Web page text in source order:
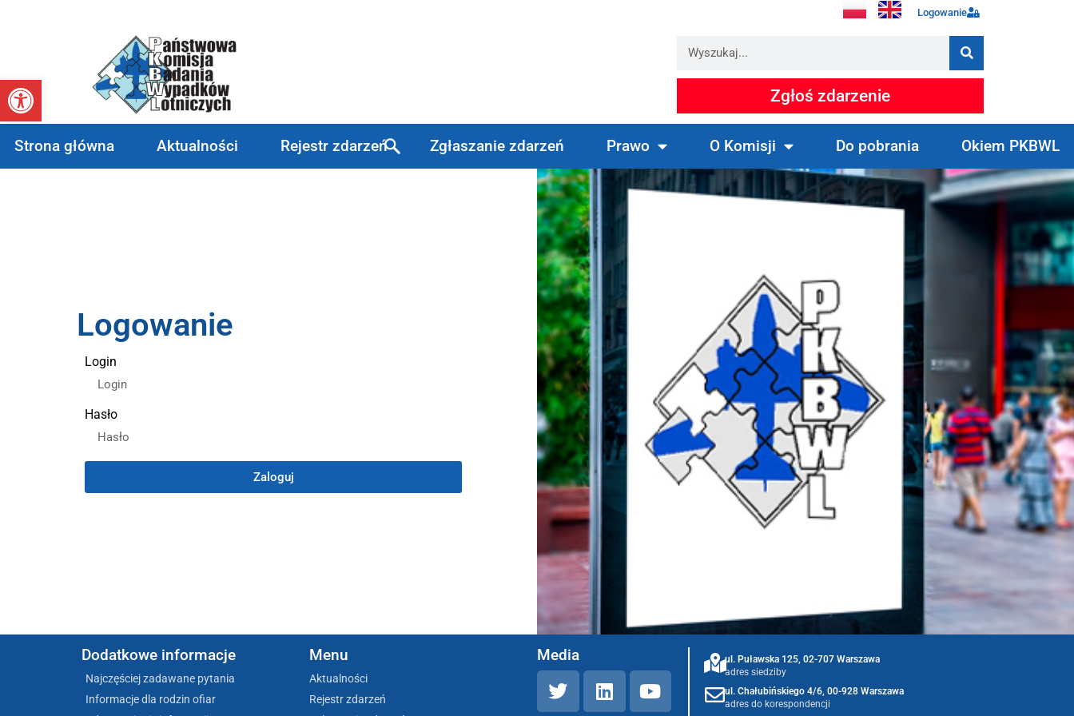
Otwórz pasek narzędzi
Logowanie
Zgłoś zdarzenie
Strona główna Aktualności Rejestr zdarzeń Zgłaszanie zdarzeń Prawo O Komisji Do pobrania Okiem PKBWL
Logowanie
Login
Hasło
Zaloguj
Dodatkowe informacje
Najczęściej zadawane pytania
Informacje dla rodzin ofiar
Menu
Aktualności
Rejestr zdarzeń
Media
ul. Puławska 125, 02-707 Warszawa
adres siedziby
ul. Chałubińskiego 4/6, 00-928 Warszawa
adres do korespondencji